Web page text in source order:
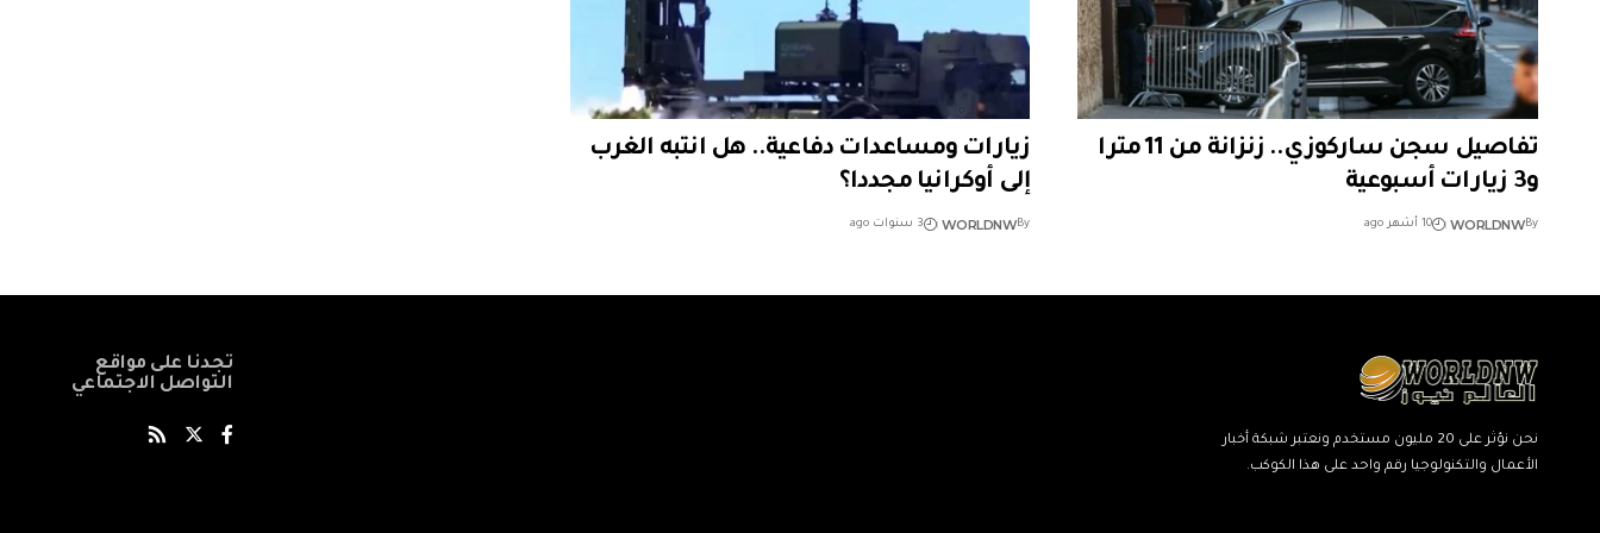
تفاصيل سجن ساركوزي.. زنزانة من 11 مترا
و3 زيارات أسبوعية
By
WORLDNW 10 أشهر ago
زيارات ومساعدات دفاعية.. هل انتبه الغرب
إلى أوكرانيا مجددا؟
By
WORLDNW 3 سنوات ago
نحن نؤثر على 20 مليون مستخدم ونعتبر شبكة أخبار
الأعمال والتكنولوجيا رقم واحد على هذا الكوكب.
تجدنا على مواقع
التواصل الاجتماعي